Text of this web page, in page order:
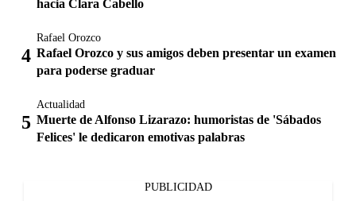
hacia Clara Cabello
Rafael Orozco
Rafael Orozco y sus amigos deben presentar un examen
para poderse graduar
Actualidad
Muerte de Alfonso Lizarazo: humoristas de 'Sábados
Felices' le dedicaron emotivas palabras
PUBLICIDAD